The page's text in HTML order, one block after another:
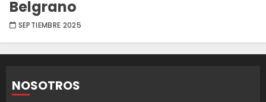
Belgrano
SEPTIEMBRE 2025
NOSOTROS